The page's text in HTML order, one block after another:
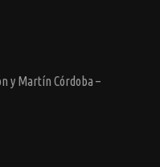
y Martín Córdoba –